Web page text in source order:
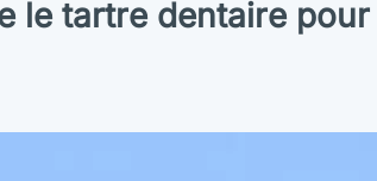
le tartre dentaire